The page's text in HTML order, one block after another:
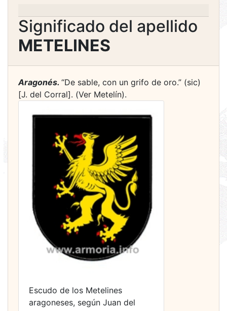
Significado del apellido
METELINES
Aragonés. “De sable, con un grifo de oro.” (sic)
[J. del Corral]. (Ver Metelín).
Escudo de los Metelines
aragoneses, según Juan del